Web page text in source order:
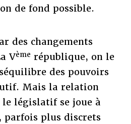
de fond possible.
des changements
Vème république, on le
des pouvoirs
Mais la relation
législatif se joue à
parfois plus discrets